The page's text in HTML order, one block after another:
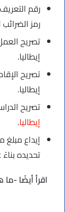
رقم
رمز الضرائب
تصريح
إيطاليا.
تصريح
إيطاليا.
تصريح
إيطاليا.
إيداع
تحديده
اقرأ أيضًا -